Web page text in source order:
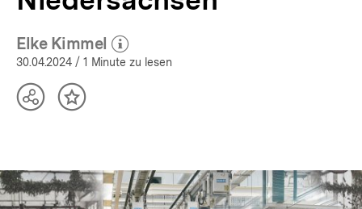
Elke Kimmel
(Mehr zum Autor)
öffnen
30.04.2024 / 1 Minute zu lesen
TeilenInhalt